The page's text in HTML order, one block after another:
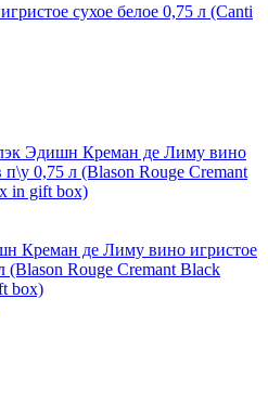
сухое белое 0,75 л (Canti
Креман де Лиму вино игристое
(Blason Rouge Cremant Black
box)